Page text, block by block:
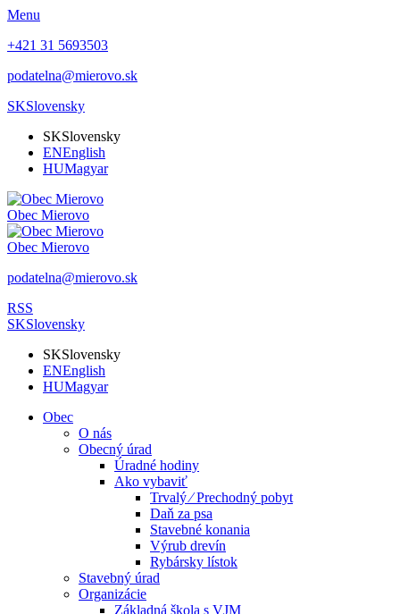
Menu
+421 31 5693503
podatelna@mierovo.sk
SKSlovensky
SKSlovensky
ENEnglish
HUMagyar
Obec Mierovo
Obec Mierovo
podatelna@mierovo.sk
RSS
SKSlovensky
SKSlovensky
ENEnglish
HUMagyar
Obec
O nás
Obecný úrad
Úradné hodiny
Ako vybaviť
Trvalý ⁄ Prechodný pobyt
Daň za psa
Stavebné konania
Výrub drevín
Rybársky lístok
Stavebný úrad
Organizácie
Základná škola s VJM